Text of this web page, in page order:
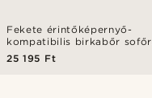
Fekete érintőképernyő-
kompatibilis birkabőr sofőr
kesztyű
25 195 Ft